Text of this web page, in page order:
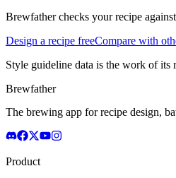
Brewfather checks your recipe
Design a recipe freeCompare with
Style guideline data is the work of its
Brewfather
The brewing app for recipe design,
Product